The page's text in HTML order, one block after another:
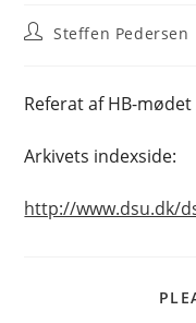
PostSteffen Pedersen
Referat af HB-
Arkivets indexside:
http://www.dsu.dk/